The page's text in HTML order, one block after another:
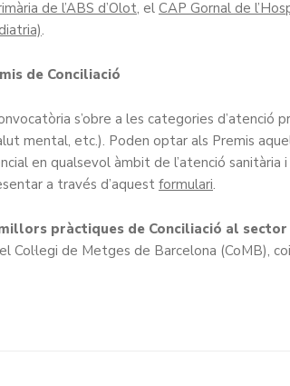
de l’ABS d’Olot, el CAP Gornal de
.
de Conciliació
s’obre a les categories d’atenció
mental, etc.). Poden optar als Premis
en qualsevol àmbit de l’atenció
a través d’aquest formulari.
pràctiques de Conciliació al
Col·legi de Metges de Barcelona (CoMB),